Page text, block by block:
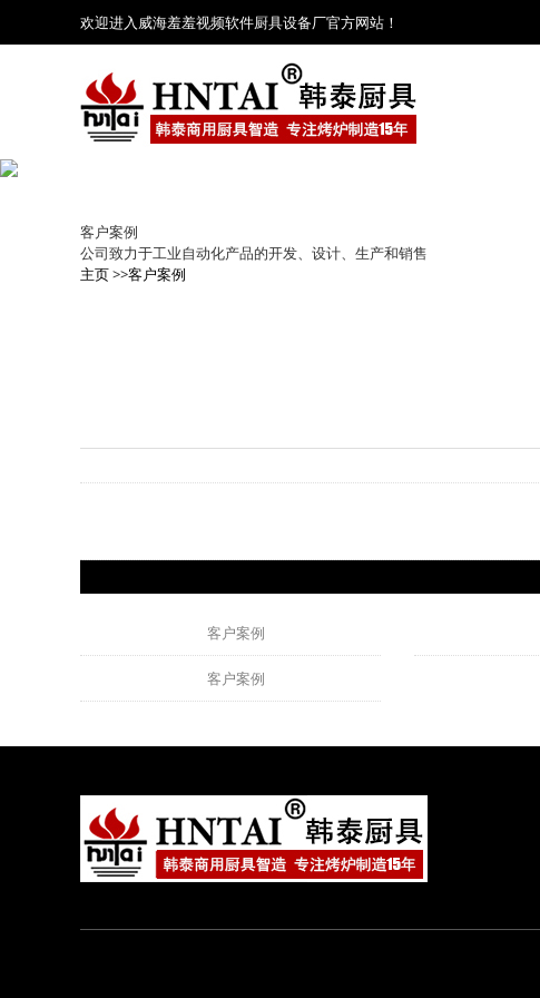
欢迎进入威海羞羞视频软件厨具设备厂官方网站！
客户案例
公司致力于工业自动化产品的开发、设计、生产和销售
主页>>客户案例
客户案例
客户案例